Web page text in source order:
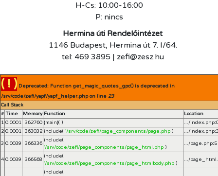
H-Cs: 10:00-16:00
P: nincs
Hermina úti Rendelőintézet
1146 Budapest, Hermina út 7. I/64.
tel: 469 3895 | zefi@zesz.hu
( ! ) Deprecated: Function get_magic_quotes_gpc() is deprecated in
/srv/code/zefi/yapf/yapf_helper.php on line 23
Call Stack
# Time Memory Function
Location
1 0.0001 362760 {main}( ) .../index.php:
2 0.0001 363032 include( '/srv/code/zefi/page_components/page.php ) .../index.php:
3 0.0039 366336
include(
'/srv/code/zefi/page_components/page_html.php )
.../page.php:5
4 0.0039 366568
include(
'/srv/code/zefi/page_components/page_htmlbody.php )
.../
include(